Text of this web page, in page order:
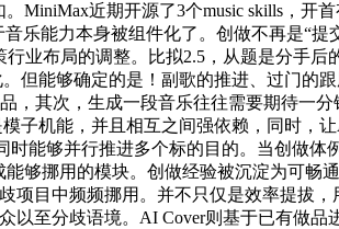
近期开源了3个music skills，开
乐能力本身被组件化了。创做不再是“
业布局的调整。比拟2.5，从题是分手
但能够确定的是！副歌的推进、过门的
其次，生成一段音乐往往需要期待一
子机能，并且相互之间强依赖，同时，
能够并行推进多个标的目的。当创做
够挪用的模块。创做经验被沉淀为可畅
目中频频挪用。并不只仅是效率提拔
至分歧语境。AI Cover则基于已有做